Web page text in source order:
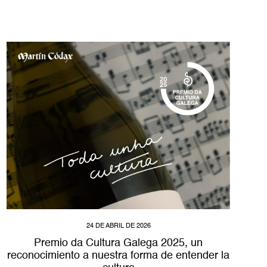
24 DE ABRIL DE 2026
Premio da Cultura Galega 2025, un
reconocimiento a nuestra forma de entender la